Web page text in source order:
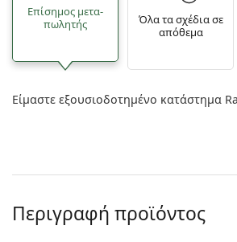
Επίσημος μετα­
πωλητής
Όλα τα σχέδια σε
απόθεμα
Είμαστε εξουσιοδοτημένο κατάστημα
Περιγραφή προϊόντος